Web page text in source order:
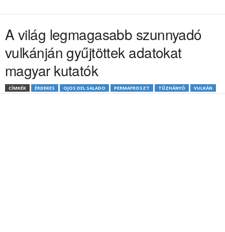
A világ legmagasabb szunnyadó
vulkánján gyűjtöttek adatokat
magyar kutatók
CÍMKÉK ÉRDEKES OJOS DEL SALADO PERMAFROSZT TŰZHÁNYÓ VULKÁN